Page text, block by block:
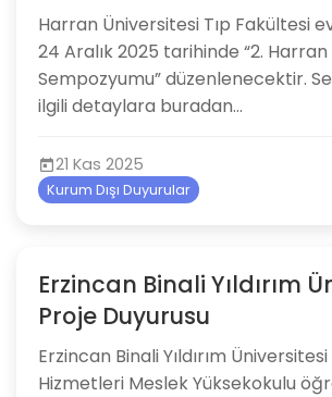
Harran Üniversitesi Tıp Fakültesi
24 Aralık 2025 tarihinde “2.
Sempozyumu” düzenlenecektir.
ilgili detaylara buradan...
21 Kas 2025
Kurum Dışı Duyurular
Erzincan Binali Yıldırım
Proje Duyurusu
Erzincan Binali Yıldırım Üniversitesi
Hizmetleri Meslek Yüksekokulu